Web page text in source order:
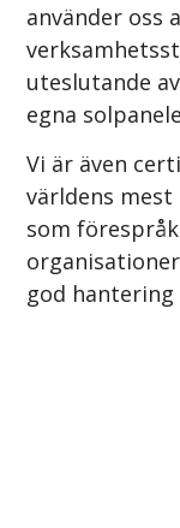
använder oss
uteslutande
egna
Vi är även
världens
som
god